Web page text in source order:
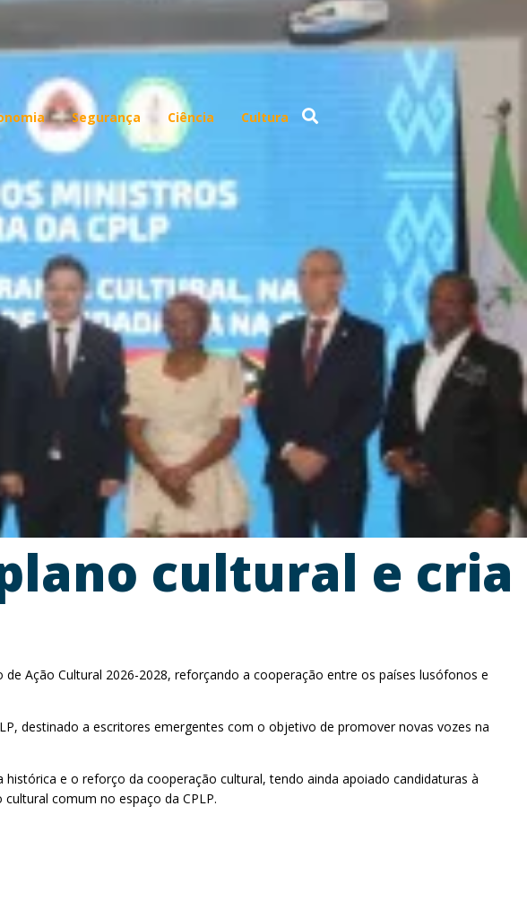
Segurança Ciência Cultura
cultural e cria
Ação Cultural 2026-2028, reforçando a cooperação entre os países lusófonos e
destinado a escritores emergentes com o objetivo de promover novas vozes na
e o reforço da cooperação cultural, tendo ainda apoiado candidaturas à
comum no espaço da CPLP.